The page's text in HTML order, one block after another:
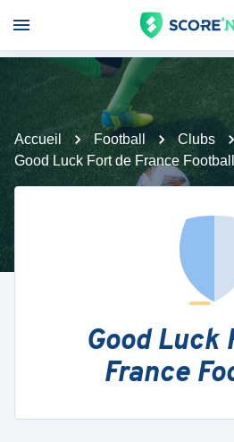
Accueil Football Clubs
Good Luck Fort de France Football
Good Luck
France